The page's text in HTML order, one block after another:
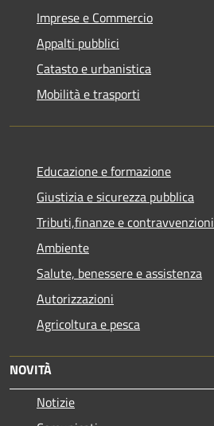
Imprese e Commercio
Appalti pubblici
Catasto e urbanistica
Mobilità e trasporti
Educazione e formazione
Giustizia e sicurezza pubblica
Tributi,finanze e contravvenzioni
Ambiente
Salute, benessere e assistenza
Autorizzazioni
Agricoltura e pesca
NOVITÀ
Notizie